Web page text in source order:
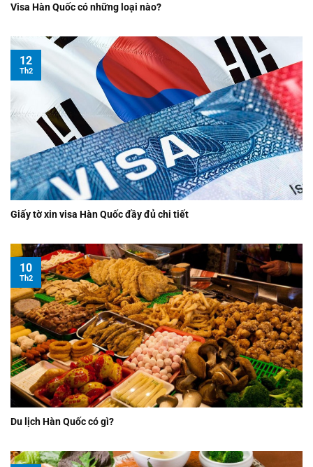
Visa Hàn Quốc có những loại nào?
Giấy tờ xin visa Hàn Quốc đầy đủ chi tiết
12
Th2
Du lịch Hàn Quốc có gì?
10
Th2